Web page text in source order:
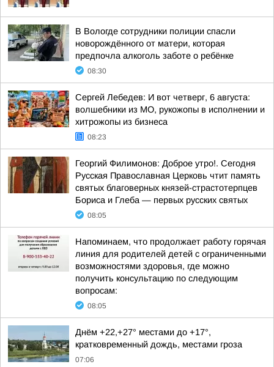
В Вологде сотрудники полиции спасли
новорождённого от матери, которая
предпочла алкоголь заботе о ребёнке
08:30
Сергей Лебедев: И вот четверг, 6 августа:
волшебники из МО, рукожопы в исполнении и
хитрожопы из бизнеса
08:23
Георгий Филимонов: Доброе утро!. Сегодня
Русская Православная Церковь чтит память
святых благоверных князей-страстотерпцев
Бориса и Глеба — первых русских святых
08:05
Напоминаем, что продолжает работу горячая
линия для родителей детей с ограниченными
возможностями здоровья, где можно
получить консультацию по следующим
вопросам:
08:05
Днём +22,+27° местами до +17°,
кратковременный дождь, местами гроза
07:06